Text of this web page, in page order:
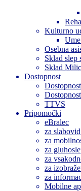
Kulturno
Osebna
Sklad slep
Sklad
Dostopnost
TTVS
Pripomočki
eBralec
za
za
za
za
za
za
Mobilne